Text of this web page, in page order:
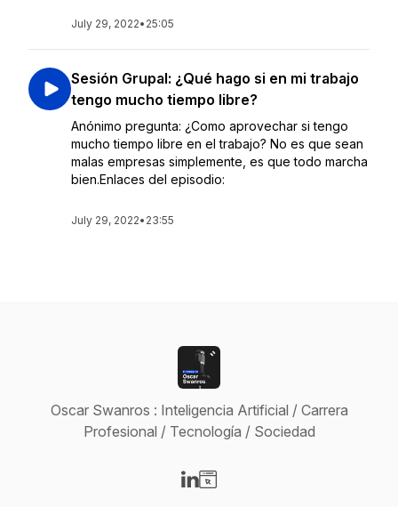
July 29, 2022• 25:05
Sesión Grupal: ¿Qué hago si en mi trabajo
tengo mucho tiempo libre?
Anónimo pregunta: ¿Como aprovechar si tengo
mucho tiempo libre en el trabajo? No es que sean
malas empresas simplemente, es que todo marcha
bien.Enlaces del episodio:
July 29, 2022• 23:55
Oscar Swanros : Inteligencia Artificial / Carrera
Profesional / Tecnología / Sociedad